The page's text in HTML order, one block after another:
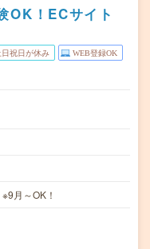
OK！ECサイト
日祝日が休み WEB登録OK
月～OK！